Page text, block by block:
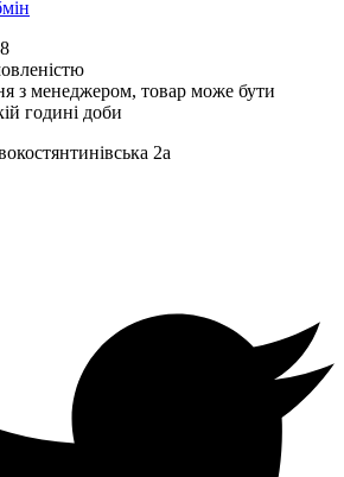
з менеджером, товар може бути
годині доби
2а